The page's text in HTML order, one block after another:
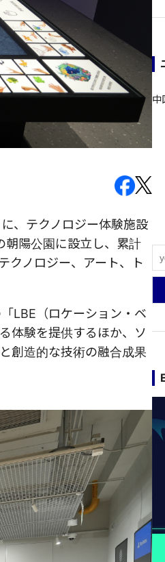
、テクノロジー体験施設
朝陽公園に設立し、累計
クノロジー、アート、ト
LBE（ロケーション・ベ
体験を提供するほか、ソ
創造的な技術の融合成果
中